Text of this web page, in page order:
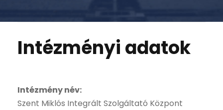
Intézményi adatok
Intézmény név:
Szent Miklós Integrált Szolgáltató Központ